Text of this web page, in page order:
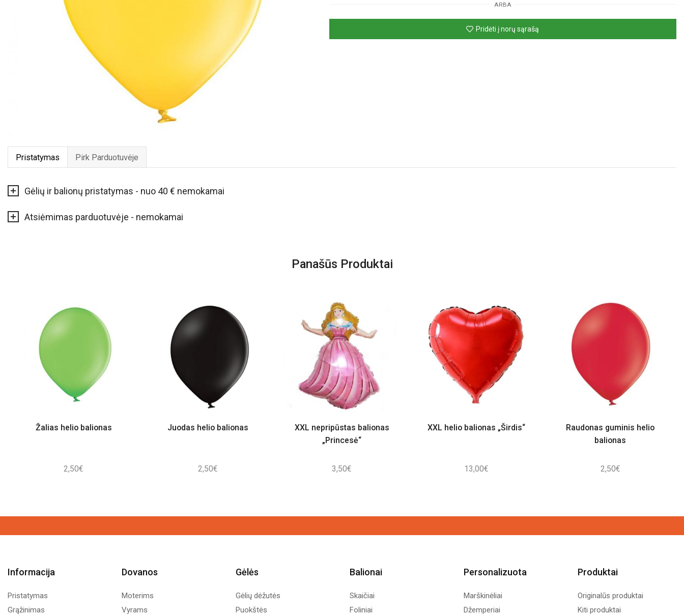
helio
ARBA
Pridėti į norų sąrašą
Pristatymas Pirk Parduotuvėje
Gėlių ir balionų pristatymas - nuo 40 € nemokamai
Atsiėmimas parduotuvėje - nemokamai
Panašūs Produktai
Žalias helio balionas
2,50€
Juodas helio balionas
2,50€
XXL nepripūstas balionas
„Princesė“
3,50€
XXL helio balionas „Širdis“
13,00€
Raudonas guminis helio
balionas
2,50€
Informacija
Pristatymas
Grąžinimas
Dovanos
Moterims
Vyrams
Gėlės
Gėlių dėžutės
Puokštės
Balionai
Skaičiai
Foliniai
Personalizuota
Marškinėliai
Džemperiai
Produktai
Originalūs produktai
Kiti produktai